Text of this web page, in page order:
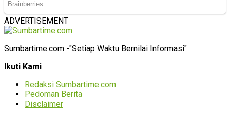
ADVERTISEMENT
Sumbartime.com -"Setiap Waktu Bernilai Informasi"
Ikuti Kami
Redaksi Sumbartime.com
Pedoman Berita
Disclaimer